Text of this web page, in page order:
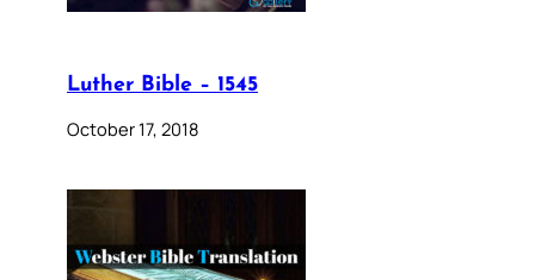
Luther Bible – 1545
October 17, 2018